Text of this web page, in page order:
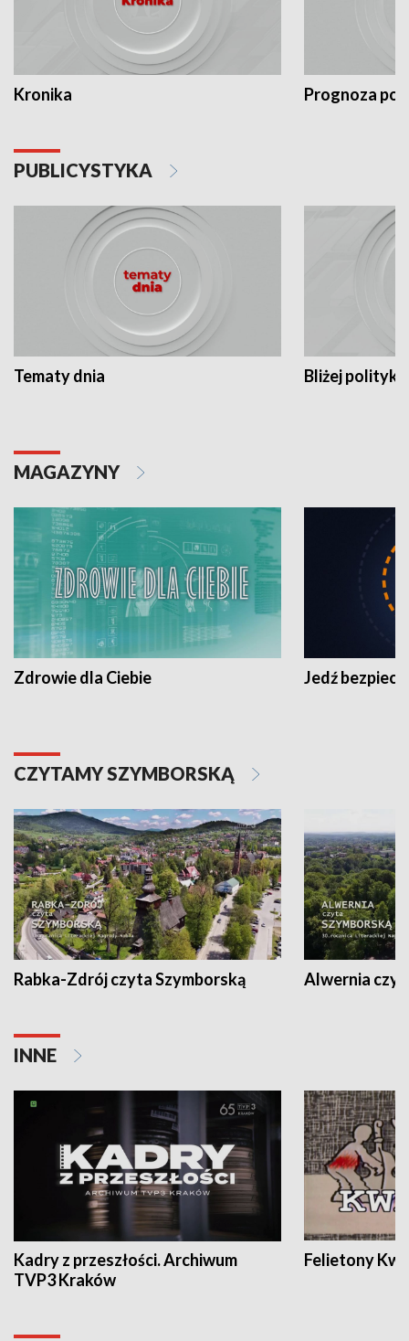
Kronika Prognoza
PUBLICYSTYKA
Tematy dnia Bliżej polityki
MAGAZYNY
Zdrowie dla Ciebie Jedź
CZYTAMY SZYMBORSKĄ
Rabka-Zdrój czyta Szymborską Alwernia
INNE
Kadry z przeszłości. Archiwum
TVP3 Kraków
Felietony